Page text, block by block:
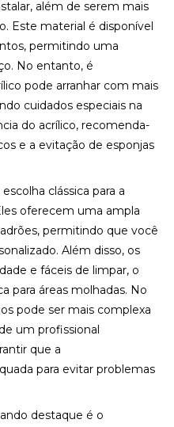
além de serem mais
Este material é disponível
permitindo uma
No entanto, é
pode arranhar com mais
cuidados especiais na
do acrílico, recomenda-
e a evitação de esponjas
clássica para a
oferecem uma ampla
permitindo que você
Além disso, os
e fáceis de limpar, o
para áreas molhadas. No
pode ser mais complexa
um profissional
que a
para evitar problemas
destaque é o